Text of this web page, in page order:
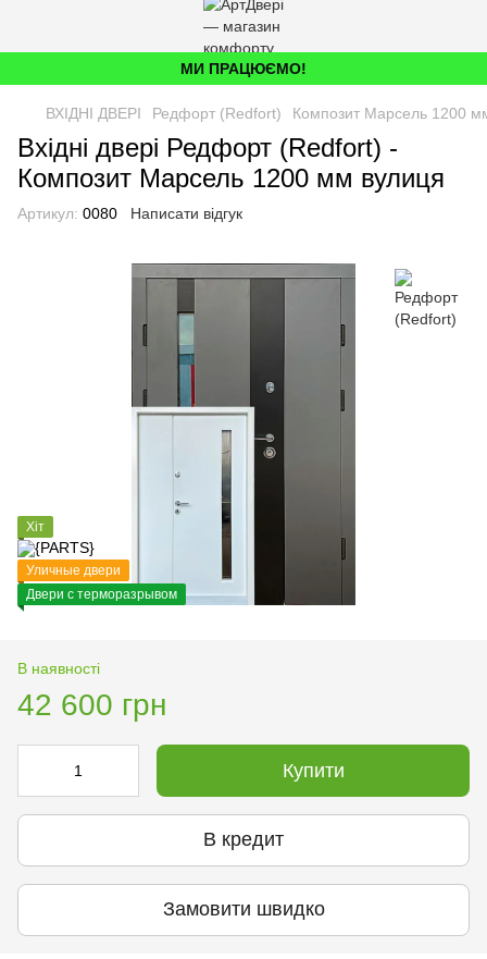
МИ ПРАЦЮЄМО!
ВХІДНІ ДВЕРІ Редфорт (Redfort) Композит Марсель 1200
Вхідні двері Редфорт (Redfort) -
Композит Марсель 1200 мм вулиця
Артикул: 0080 Написати відгук
Хіт
Уличные двери
Двери с терморазрывом
В наявності
42 600 грн
Купити
В кредит
Замовити швидко